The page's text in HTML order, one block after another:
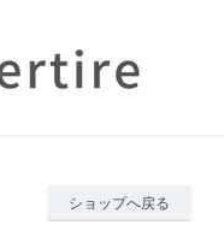
ショップへ戻る